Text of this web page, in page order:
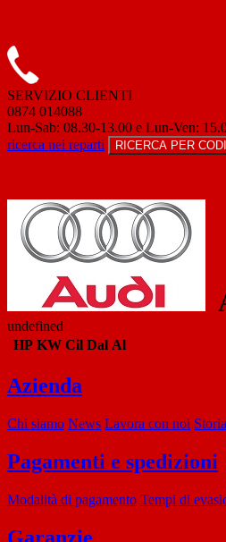
SERVIZIO CLIENTI
0874 014088
Lun-Sab: 08.30-13.00 e Lun-Ven:
ricerca nei reparti
RICERCA PER
undefined
HP KW Cil Dal Al
Azienda
Chi siamo News Lavora con noi
Pagamenti e spedizioni
Modalità di pagamento Tempi di
Garanzie